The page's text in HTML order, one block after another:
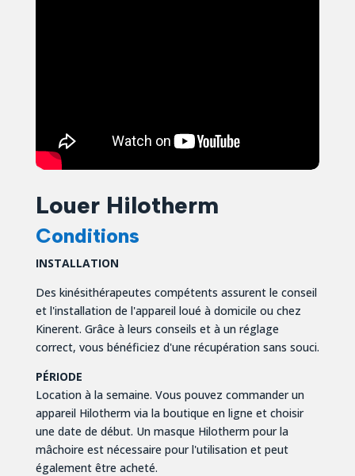
Louer Hilotherm
Conditions
INSTALLATION
Des kinésithérapeutes compétents assurent le conseil
et l'installation de l'appareil loué à domicile ou chez
Kinerent. Grâce à leurs conseils et à un réglage
correct, vous bénéficiez d'une récupération sans souci.
PÉRIODE
Location à la semaine. Vous pouvez commander un
appareil Hilotherm via la boutique en ligne et choisir
une date de début. Un masque Hilotherm pour la
mâchoire est nécessaire pour l'utilisation et peut
également être acheté.